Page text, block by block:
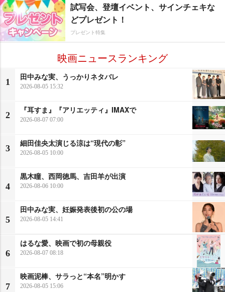
試写会、登壇イベント、サインチェキな
どプレゼント！
プレゼント特集
映画ニュースランキング
1
田中みな実、うっかりネタバレ
2026-08-05 15:32
2
『耳すま』『アリエッティ』IMAXで
2026-08-07 07:00
3
細田佳央太演じる涼は“現代の彰”
2026-08-05 10:00
4
黒木瞳、西岡徳馬、吉田羊が出演
2026-08-06 10:00
5
田中みな実、妊娠発表後初の公の場
2026-08-05 14:41
6
はるな愛、映画で初の母親役
2026-08-07 08:18
7
映画泥棒、サラっと“本名”明かす
2026-08-05 15:06